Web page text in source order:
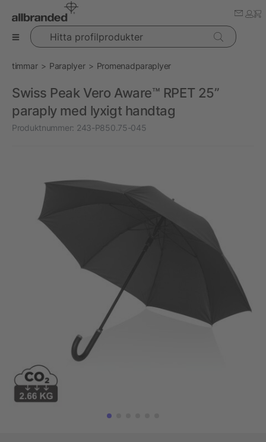
Hitta profilprodukter
timmar Paraplyer Promenadparaplyer
Swiss Peak Vero Aware™ RPET 25”
paraply med lyxigt handtag
Produktnummer: 243-P850.75-045